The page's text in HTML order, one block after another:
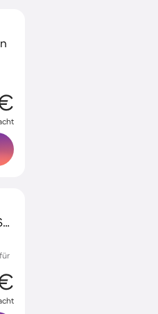
Voll ausgestattete gemütliche Wohnung mit Grill, Sauna und Garten | Seeblick | Haustiere erlaubt